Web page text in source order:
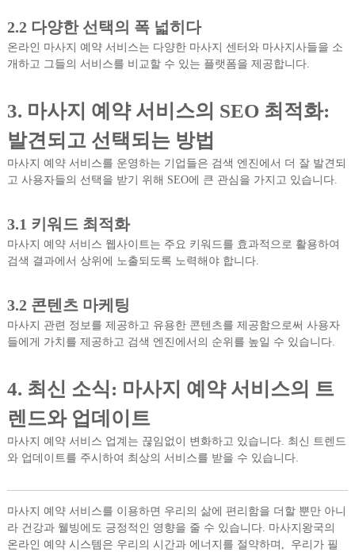
2.2 다양한 선택의 폭 넓히다
온라인 마사지 예약 서비스는 다양한 마사지 센터와 마사지사들을 소
개하고 그들의 서비스를 비교할 수 있는 플랫폼을 제공합니다.
3. 마사지 예약 서비스의 SEO 최적화:
발견되고 선택되는 방법
마사지 예약 서비스를 운영하는 기업들은 검색 엔진에서 더 잘 발견되
고 사용자들의 선택을 받기 위해 SEO에 큰 관심을 가지고 있습니다.
3.1 키워드 최적화
마사지 예약 서비스 웹사이트는 주요 키워드를 효과적으로 활용하여
검색 결과에서 상위에 노출되도록 노력해야 합니다.
3.2 콘텐츠 마케팅
마사지 관련 정보를 제공하고 유용한 콘텐츠를 제공함으로써 사용자
들에게 가치를 제공하고 검색 엔진에서의 순위를 높일 수 있습니다.
4. 최신 소식: 마사지 예약 서비스의 트
렌드와 업데이트
마사지 예약 서비스 업계는 끊임없이 변화하고 있습니다. 최신 트렌드
와 업데이트를 주시하여 최상의 서비스를 받을 수 있습니다.
마사지 예약 서비스를 이용하면 우리의 삶에 편리함을 더할 뿐만 아니
라 건강과 웰빙에도 긍정적인 영향을 줄 수 있습니다. 마사지왕국의
온라인 예약 시스템은 우리의 시간과 에너지를 절약하며, 우리가 필